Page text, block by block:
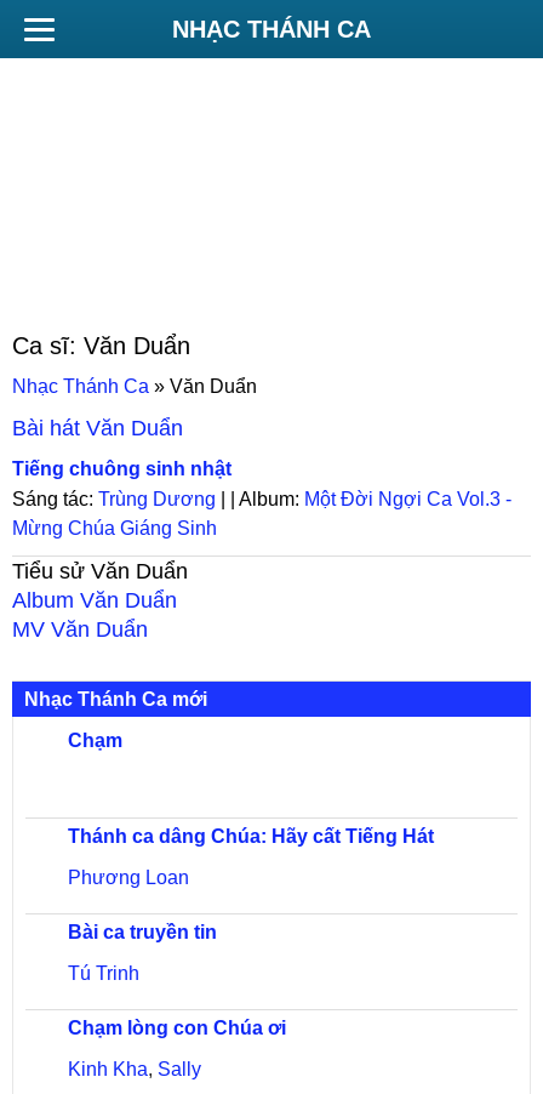
NHẠC THÁNH CA
Ca sĩ: Văn Duẩn
Nhạc Thánh Ca » Văn Duẩn
Bài hát Văn Duẩn
Tiếng chuông sinh nhật
Sáng tác: Trùng Dương | | Album: Một Đời Ngợi Ca Vol.3 -
Mừng Chúa Giáng Sinh
Tiểu sử Văn Duẩn
Album Văn Duẩn
MV Văn Duẩn
Nhạc Thánh Ca mới
Chạm
Thánh ca dâng Chúa: Hãy cất Tiếng Hát
Phương Loan
Bài ca truyền tin
Tú Trinh
Chạm lòng con Chúa ơi
Kinh Kha, Sally